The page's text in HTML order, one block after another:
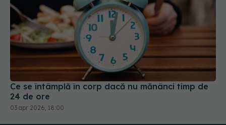
Ce se întâmplă în corp dacă nu mănânci timp de
24 de ore
03 apr 2026, 18:00